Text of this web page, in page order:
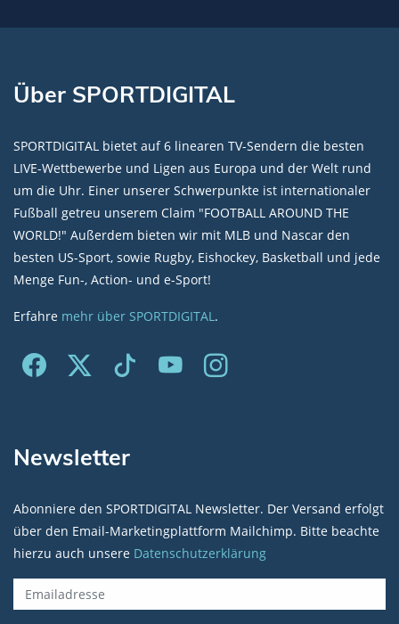
Über SPORTDIGITAL
SPORTDIGITAL bietet auf 6 linearen TV-Sendern die besten
LIVE-Wettbewerbe und Ligen aus Europa und der Welt rund
um die Uhr. Einer unserer Schwerpunkte ist internationaler
Fußball getreu unserem Claim "FOOTBALL AROUND THE
WORLD!" Außerdem bieten wir mit MLB und Nascar den
besten US-Sport, sowie Rugby, Eishockey, Basketball und jede
Menge Fun-, Action- und e-Sport!
Erfahre mehr über SPORTDIGITAL.
Newsletter
Abonniere den SPORTDIGITAL Newsletter. Der Versand erfolgt
über den Email-Marketingplattform Mailchimp. Bitte beachte
hierzu auch unsere Datenschutzerklärung